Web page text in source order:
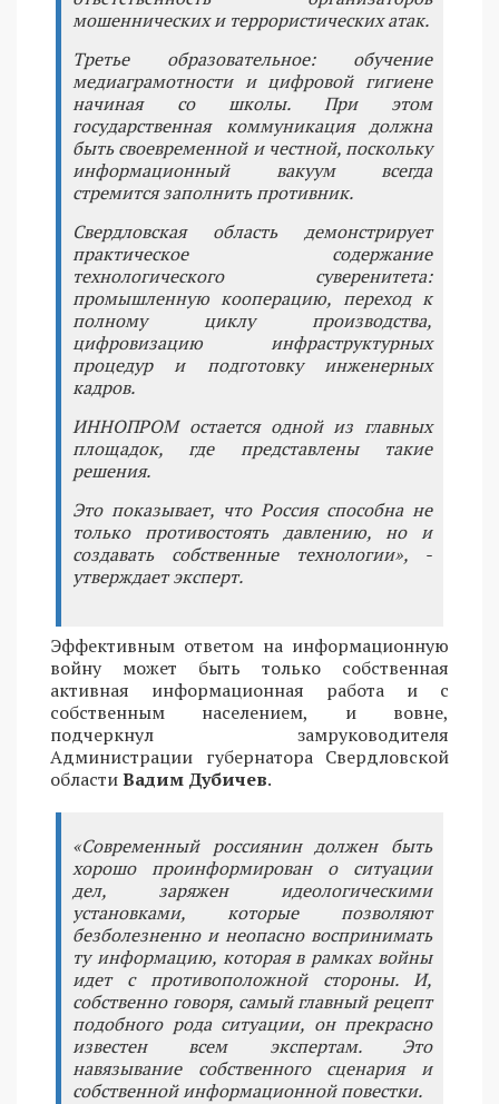
мошеннических и террористических атак.
Третье образовательное: обучение
медиаграмотности и цифровой гигиене
начиная со школы. При этом
государственная коммуникация должна
быть своевременной и честной, поскольку
информационный вакуум всегда
стремится заполнить противник.
Свердловская область демонстрирует
практическое содержание
технологического суверенитета:
промышленную кооперацию, переход к
полному циклу производства,
цифровизацию инфраструктурных
процедур и подготовку инженерных
кадров.
ИННОПРОМ остается одной из главных
площадок, где представлены такие
решения.
Это показывает, что Россия способна не
только противостоять давлению, но и
создавать собственные технологии», -
утверждает эксперт.
Эффективным ответом на информационную
войну может быть только собственная
активная информационная работа и с
собственным населением, и вовне,
подчеркнул замруководителя
Администрации губернатора Свердловской
областиВадим Дубичев.
«Современный россиянин должен быть
хорошо проинформирован о ситуации
дел, заряжен идеологическими
установками, которые позволяют
безболезненно и неопасно воспринимать
ту информацию, которая в рамках войны
идет с противоположной стороны. И,
собственно говоря, самый главный рецепт
подобного рода ситуации, он прекрасно
известен всем экспертам. Это
навязывание собственного сценария и
собственной информационной повестки.